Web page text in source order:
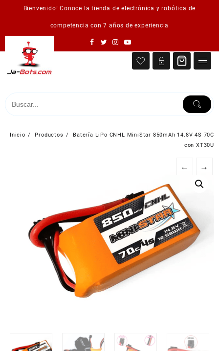
Bienvenido! Conoce la tienda de electrónica y robótica de
competencia con 7 años de experiencia
Inicio Productos
Batería LiPo CNHL MiniStar 850mAh 14.8V 4S 70C
con XT30U
← →